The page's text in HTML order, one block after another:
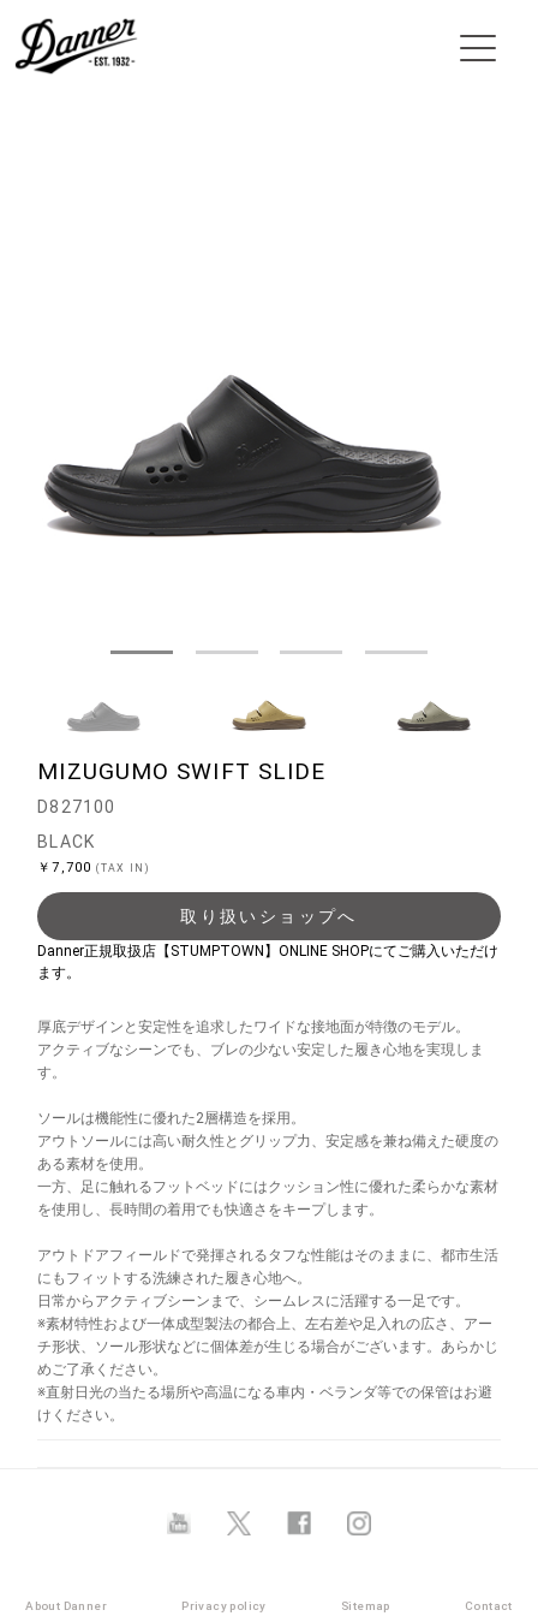
MIZUGUMO SWIFT SLIDE
D827100
BLACK
￥7,700(TAX IN)
取り扱いショップへ
Danner正規取扱店【STUMPTOWN】ONLINE SHOPにてご購入いただけ
ます。
厚底デザインと安定性を追求したワイドな接地面が特徴のモデル。
アクティブなシーンでも、ブレの少ない安定した履き心地を実現しま
す。
ソールは機能性に優れた2層構造を採用。
アウトソールには高い耐久性とグリップ力、安定感を兼ね備えた硬度の
ある素材を使用。
一方、足に触れるフットベッドにはクッション性に優れた柔らかな素材
を使用し、長時間の着用でも快適さをキープします。
アウトドアフィールドで発揮されるタフな性能はそのままに、都市生活
にもフィットする洗練された履き心地へ。
日常からアクティブシーンまで、シームレスに活躍する一足です。
※素材特性および一体成型製法の都合上、左右差や足入れの広さ、アー
チ形状、ソール形状などに個体差が生じる場合がございます。あらかじ
めご了承ください。
※直射日光の当たる場所や高温になる車内・ベランダ等での保管はお避
けください。
About Danner Privacy policy Sitemap Contact